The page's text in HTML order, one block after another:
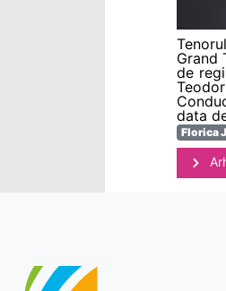
Grand
de
data
Florica